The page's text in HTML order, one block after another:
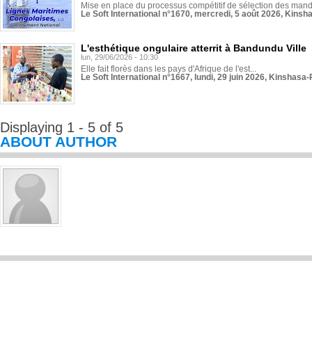
Mise en place du processus compétitif de sélection des
Le Soft International n°1670, mercredi, 5 août 2026,
L'esthétique ongulaire atterrit à Bandundu Ville
lun, 29/06/2026 - 10:30
Elle fait florès dans les pays d'Afrique de l'est...
Le Soft International n°1667, lundi, 29 juin 2026,
Displaying 1 - 5 of 5
ABOUT AUTHOR